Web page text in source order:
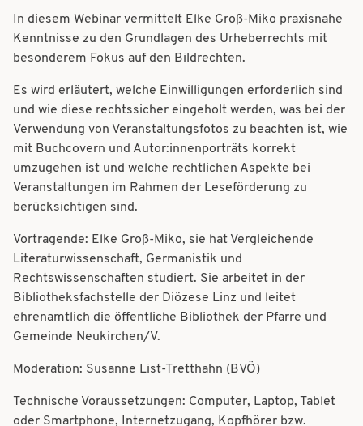
In diesem Webinar vermittelt Elke Groß-Miko praxisnahe
Kenntnisse zu den Grundlagen des Urheberrechts mit
besonderem Fokus auf den Bildrechten.
Es wird erläutert, welche Einwilligungen erforderlich sind
und wie diese rechtssicher eingeholt werden, was bei der
Verwendung von Veranstaltungsfotos zu beachten ist, wie
mit Buchcovern und Autor:innenporträts korrekt
umzugehen ist und welche rechtlichen Aspekte bei
Veranstaltungen im Rahmen der Leseförderung zu
berücksichtigen sind­­.
Vortragende: Elke Groß-Miko, sie hat Vergleichende
Literaturwissenschaft, Germanistik und
Rechtswissenschaften studiert. Sie arbeitet in der
Bibliotheksfachstelle der Diözese Linz und leitet
ehrenamtlich die öffentliche Bibliothek der Pfarre und
Gemeinde Neukirchen/V.
Moderation: Susanne List-Tretthahn (BVÖ)
Technische Voraussetzungen: Computer, Laptop, Tablet
oder Smartphone, Internetzugang, Kopfhörer bzw.